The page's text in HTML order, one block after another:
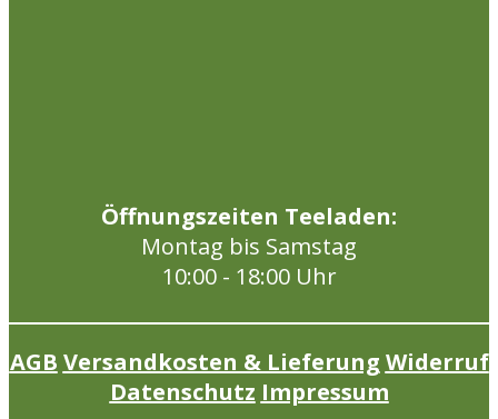
Öffnungszeiten Teeladen:
Montag bis Samstag
10:00 - 18:00 Uhr
AGB Versandkosten & Lieferung Widerruf
Datenschutz Impressum